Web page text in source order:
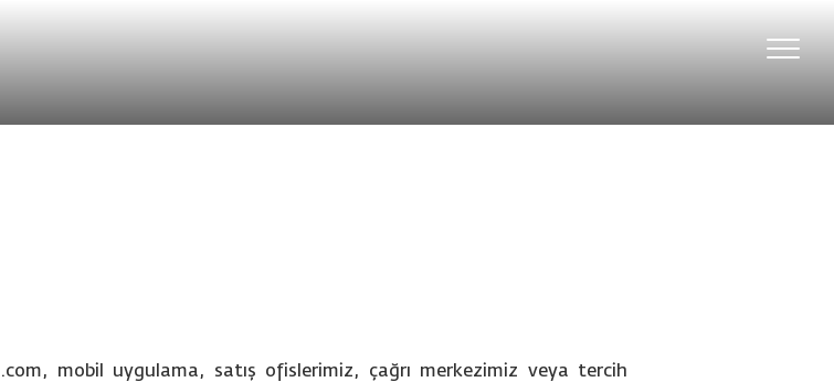
Toggle
mobil uygulama, satış ofislerimiz, çağrı merkezimiz veya tercih